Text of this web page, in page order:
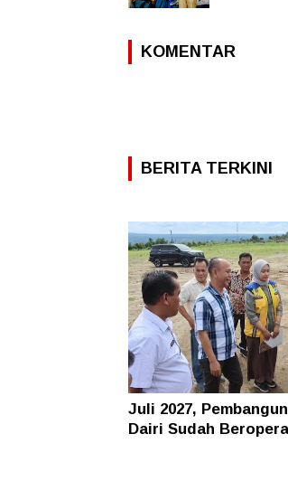
KOMENTAR
BERITA TERKINI
Juli 2027,
Dairi Sudah